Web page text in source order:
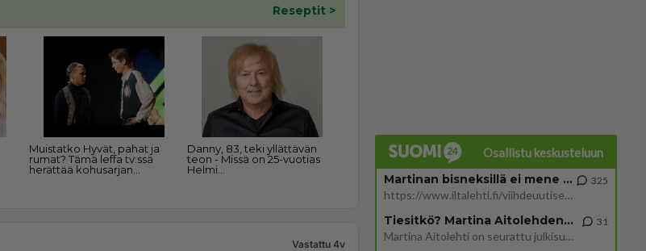
Vastattu 4v
Osallistu keskusteluun
Martinan bisneksillä ei mene hyvin
https://www.iltalehti.fi/viihdeuutiset/a/c46da6ab-340f-4790-aaa7-0865eed2336 Yrityksen konkurssihakemus on tullut kärä
325
Tiesitkö? Martina Aitolehden isäpuoli on tämä suosittu laulaja
Martina Aitolehti on seurattu julkisuuden henkilö. Lähipiiriin mahtuu muitakin tunnettuja henkilöitä. Tiesitkö, että Ma
31